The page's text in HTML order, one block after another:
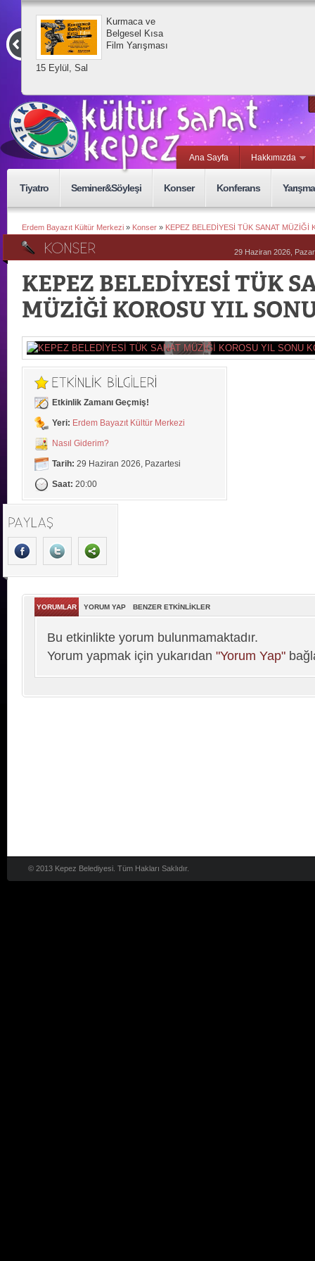
15 Eylül, Sal
Kurmaca ve
Belgesel Kısa
Film Yarışması
Ana Sayfa Hakkımızda
Tiyatro Seminer&Söyleşi Konser Konferans Yarışma
Erdem Bayazıt Kültür Merkezi » Konser » KEPEZ BELEDİYESİ TÜK SANAT MÜZİĞİ
29 Haziran 2026,
Etkinlik Zamanı Geçmiş!
Yeri: Erdem Bayazıt Kültür Merkezi
Nasıl Giderim?
Tarih: 29 Haziran 2026, Pazartesi
Saat: 20:00
YORUMLAR YORUM YAP BENZER ETKİNLİKLER
Bu etkinlikte yorum bulunmamaktadır.
Yorum yapmak için yukarıdan "Yorum Yap"
© 2013 Kepez Belediyesi. Tüm Hakları Saklıdır.